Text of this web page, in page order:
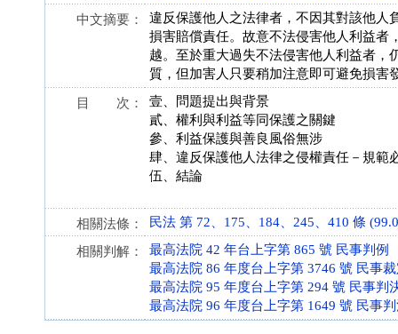
中文摘要：
違反保護他人之法律者，不因其對該他人
損害賠償責任。故意不法侵害他人利益者
越。至於重大過失不法侵害他人利益者，
質，但加害人只要稍加注意即可避免損害
目 次：
壹、問題提出與背景
貳、權利與利益等同保護之關鍵
參、利益保護與善良風俗無涉
肆、違反保護他人法律之侵權責任－規範
伍、結論
相關法條： 民法 第 72、175、184、245、410 條
相關判解：
最高法院 42 年台上字第 865 號 民事判例
最高法院 86 年度台上字第 3746 號 民事
最高法院 95 年度台上字第 294 號 民事判
最高法院 96 年度台上字第 1649 號 民事